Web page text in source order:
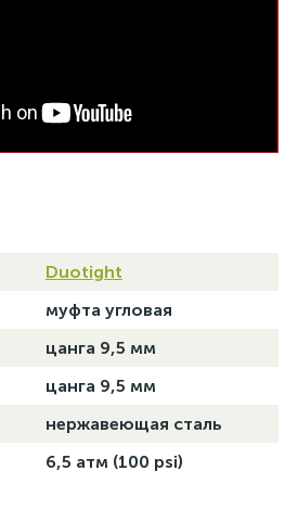
Duotight
муфта угловая
цанга 9,5 мм
цанга 9,5 мм
нержавеющая сталь
6,5 атм (100 psi)